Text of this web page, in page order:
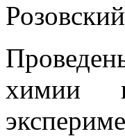
химии